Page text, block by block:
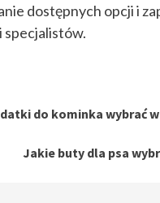
dostępnych opcji i
specjalistów.
do kominka wybrać w
Jakie buty dla psa